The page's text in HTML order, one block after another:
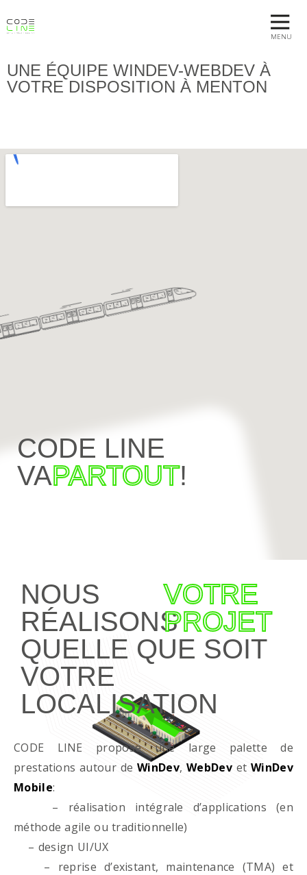
MENU
UNE ÉQUIPE WINDEV-WEBDEV À
VOTRE DISPOSITION À MENTON
CODE LINE
VAPARTOUT!
NOUS
RÉALISONS
VOTRE
PROJET
QUELLE QUE SOIT
VOTRE
LOCALISATION
CODE LINE propose une large palette de
prestations autour deWinDev,WebDevet WinDev
Mobile:
– réalisation intégrale d’applications (en
méthode agile ou traditionnelle)
– design UI/UX
– reprise d’existant, maintenance (TMA) et